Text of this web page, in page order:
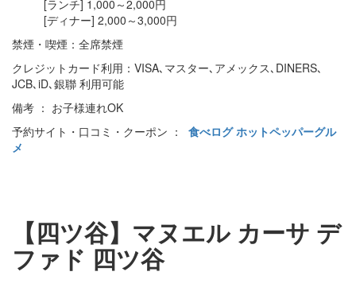
[ランチ] 1,000～2,000円
[ディナー] 2,000～3,000円
禁煙・喫煙：全席禁煙
クレジットカード利用：VISA､マスター､アメックス､DINERS､
JCB､iD､銀聯 利用可能
備考 ： お子様連れOK
予約サイト・口コミ・クーポン ： 食べログホットペッパーグル
メ
【四ツ谷】マヌエル カーサ デ
ファド 四ツ谷